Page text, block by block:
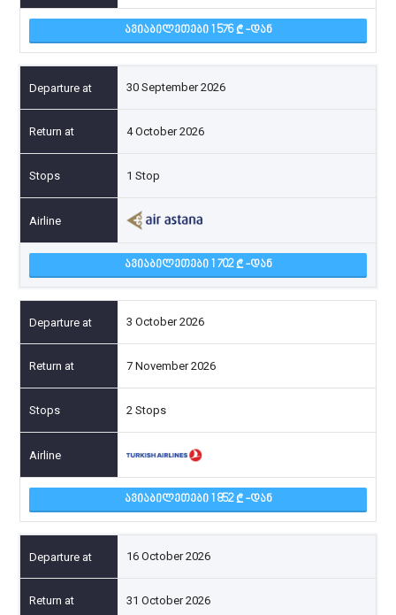
ᲐᲕᲘᲐᲑᲘᲚᲔᲗᲔᲑᲘ 1 576 -ᲓᲐᲜ
30 September 2026
4 October 2026
1 Stop
ᲐᲕᲘᲐᲑᲘᲚᲔᲗᲔᲑᲘ 1 702 -ᲓᲐᲜ
3 October 2026
7 November 2026
2 Stops
ᲐᲕᲘᲐᲑᲘᲚᲔᲗᲔᲑᲘ 1 852 -ᲓᲐᲜ
16 October 2026
31 October 2026